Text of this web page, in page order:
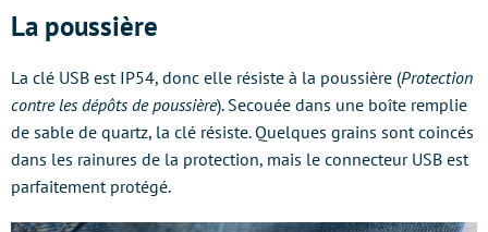
La poussière
La clé USB est IP54, donc elle résiste à la poussière (Protection
contre les dépôts de poussière). Secouée dans une boîte remplie
de sable de quartz, la clé résiste. Quelques grains sont coincés
dans les rainures de la protection, mais le connecteur USB est
parfaitement protégé.